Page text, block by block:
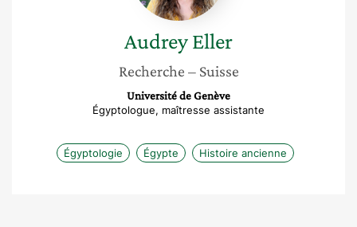
AudreyEller
Recherche – Suisse
Université de Genève
Égyptologue, maîtresse assistante
Égyptologie Égypte Histoire ancienne